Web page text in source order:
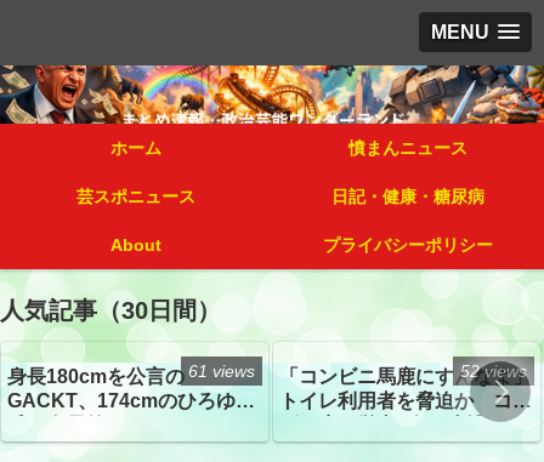
MENU
ホーム 憤まんニュース
芸スポニュース 日記・健康・糖尿病
About プライバシーポリシー
人気記事（30日間）
身長180cmを公言の
GACKT、174cmのひろゆき
トざわつき イベントでの写
61 views
「コンビニ馬鹿にすんなよ」
トイレ利用者を脅迫か コン
52 views